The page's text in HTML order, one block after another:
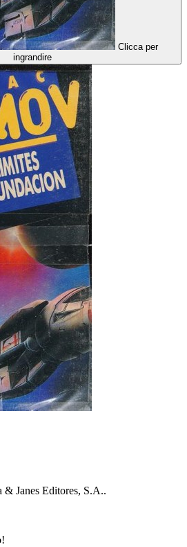
Clicca per
ingrandire
& Janes Editores, S.A..